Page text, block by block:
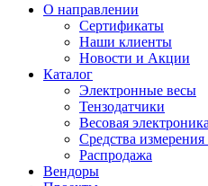
О направлении
Сертификаты
Наши клиенты
Новости и Акции
Каталог
Электронные весы
Тензодатчики
Весовая электроника
Средства
Распродажа
Вендоры